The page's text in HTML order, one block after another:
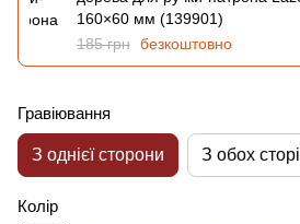
160×60 мм (139901)
185 грн безкоштовно
Гравіювання
З однієї сторони З обох
Колір